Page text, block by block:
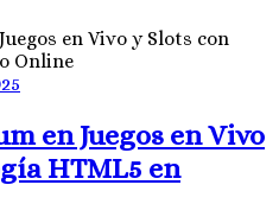
en Juegos en Vivo
HTML5 en